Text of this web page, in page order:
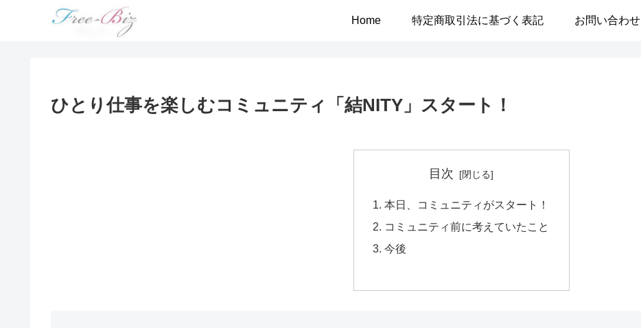
Home 特定商取引法に基づく表記 お問い合わせ
ひとり仕事を楽しむコミュニティ「結NITY」スタート！
目次
本日、コミュニティがスタート！
コミュニティ前に考えていたこと
今後